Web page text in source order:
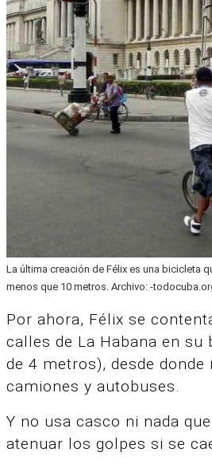
La última creación de Félix es una bicicleta
menos que 10 metros. Archivo: -
Por ahora, Félix se
calles de La Habana en su
de 4 metros), desde
camiones y autobuses.
Y no usa casco ni nada
atenuar los golpes si se